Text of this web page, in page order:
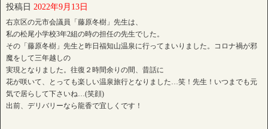
投稿日 2022年9月13日
右京区の元市会議員「藤原冬樹」先生は、
私の松尾小学校3年2組の時の担任の先生でした。
その「藤原冬樹」先生と昨日福知山温泉に行ってまいりました。コロナ禍が邪
魔をして三年越しの
実現となりました。往復２時間余りの間、昔話に
花が咲いて、とっても楽しい温泉旅行となりました…笑！先生！いつまでも元
気で居らして下さいね…(笑顔)
出前、デリバリーなら龍香で宜しくです！